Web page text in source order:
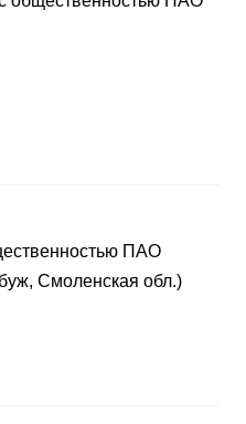
ПАО
Смоленская обл.)